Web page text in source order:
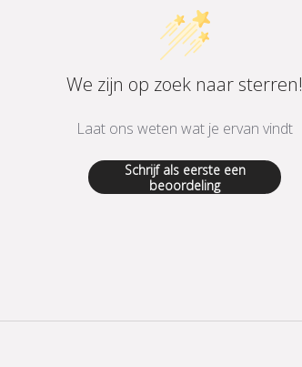
We zijn op zoek naar sterren!
Laat ons weten wat je ervan vindt
Schrijf als eerste een
beoordeling